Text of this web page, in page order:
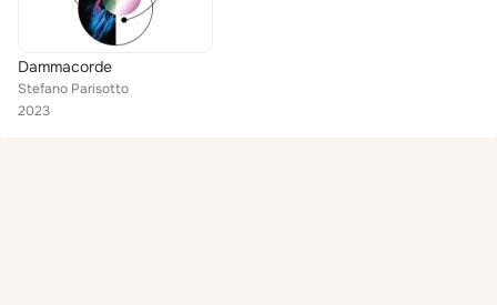
Dammacorde
Stefano Parisotto
2023